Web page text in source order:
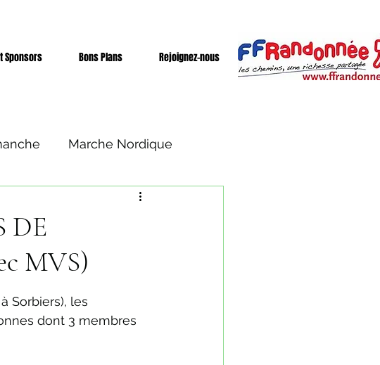
Sponsors Bons Plans Rejoignez-nous
Marche Nordique
DE
MVS)
Sorbiers), les
dont 3 membres